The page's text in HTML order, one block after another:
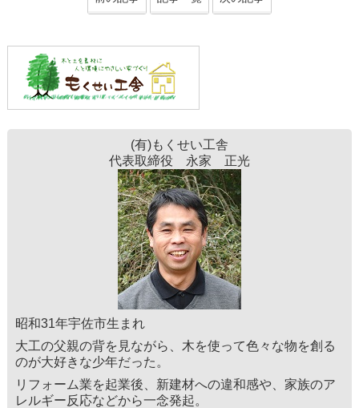
(有)もくせい工舎
代表取締役 永家 正光
昭和31年宇佐市生まれ
大工の父親の背を見ながら、木を使って色々な物を創る
のが大好きな少年だった。
リフォーム業を起業後、新建材への違和感や、家族のア
レルギー反応などから一念発起。